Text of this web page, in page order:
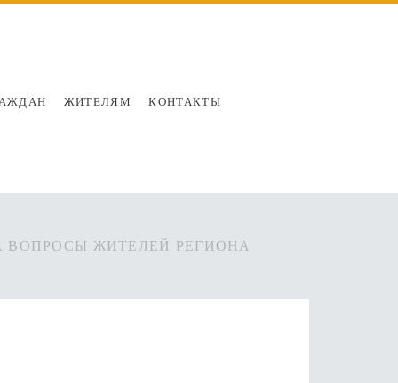
ЖИТЕЛЯМ КОНТАКТЫ
ВОПРОСЫ ЖИТЕЛЕЙ РЕГИОНА